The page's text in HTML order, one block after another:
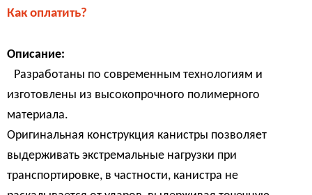
Как оплатить?
Описание:
Разработаны по современным технологиям и
изготовлены из высокопрочного полимерного
материала.
Оригинальная конструкция канистры позволяет
выдерживать экстремальные нагрузки при
транспортировке, в частности, канистра не